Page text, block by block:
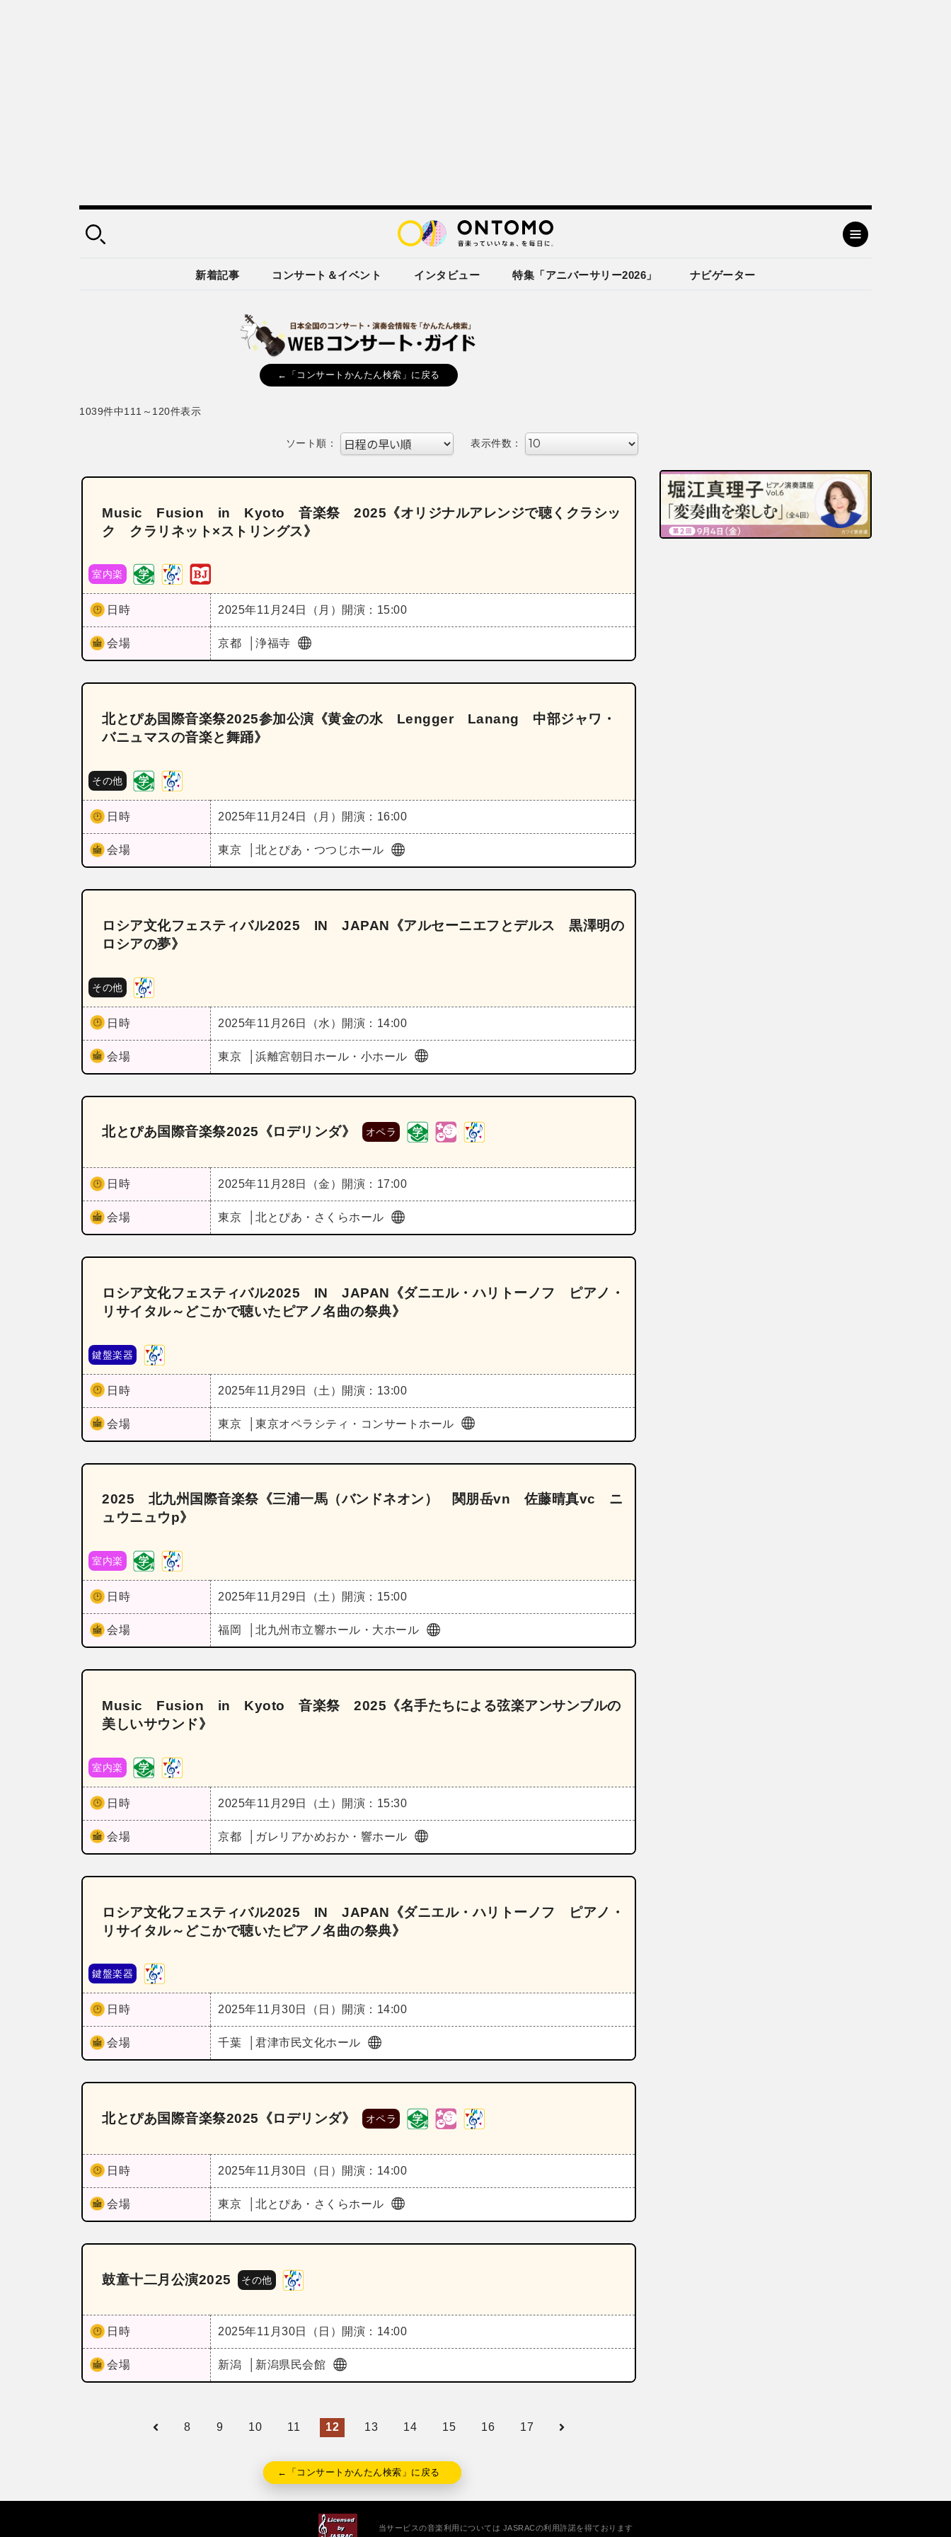
新着記事 コンサート＆イベント インタビュー 特集「アニバーサリー2026」 ナビゲーター
←「コンサートかんたん検索」に戻る
1039件中111～120件表示
ソート順： 表示件数：
Music Fusion in Kyoto 音楽祭 2025《オリジナルアレンジで聴くクラシッ
ク クラリネット×ストリングス》
室内楽
日時 2025年11月24日（月） 開演：15:00
会場 京都 浄福寺
北とぴあ国際音楽祭2025参加公演《黄金の水 Lengger Lanang 中部ジャワ・
バニュマスの音楽と舞踊》
その他
日時 2025年11月24日（月） 開演：16:00
会場 東京 北とぴあ・つつじホール
ロシア文化フェスティバル2025 IN JAPAN《アルセーニエフとデルス 黒澤明の
ロシアの夢》
その他
日時 2025年11月26日（水） 開演：14:00
会場 東京 浜離宮朝日ホール・小ホール
北とぴあ国際音楽祭2025《ロデリンダ》 オペラ
日時 2025年11月28日（金） 開演：17:00
会場 東京 北とぴあ・さくらホール
ロシア文化フェスティバル2025 IN JAPAN《ダニエル・ハリトーノフ ピアノ・
リサイタル～どこかで聴いたピアノ名曲の祭典》
鍵盤楽器
日時 2025年11月29日（土） 開演：13:00
会場 東京 東京オペラシティ・コンサートホール
2025 北九州国際音楽祭《三浦一馬（バンドネオン） 関朋岳vn 佐藤晴真vc ニ
ュウニュウp》
室内楽
日時 2025年11月29日（土） 開演：15:00
会場 福岡 北九州市立響ホール・大ホール
Music Fusion in Kyoto 音楽祭 2025《名手たちによる弦楽アンサンブルの
美しいサウンド》
室内楽
日時 2025年11月29日（土） 開演：15:30
会場 京都 ガレリアかめおか・響ホール
ロシア文化フェスティバル2025 IN JAPAN《ダニエル・ハリトーノフ ピアノ・
リサイタル～どこかで聴いたピアノ名曲の祭典》
鍵盤楽器
日時 2025年11月30日（日） 開演：14:00
会場 千葉 君津市民文化ホール
北とぴあ国際音楽祭2025《ロデリンダ》 オペラ
日時 2025年11月30日（日） 開演：14:00
会場 東京 北とぴあ・さくらホール
鼓童十二月公演2025 その他
日時 2025年11月30日（日） 開演：14:00
会場 新潟 新潟県民会館
8 9 10 11 12 13 14 15 16 17
←「コンサートかんたん検索」に戻る
当サービスの音楽利用については JASRACの利用許諾を得ております